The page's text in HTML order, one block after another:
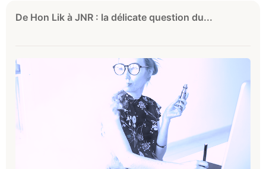
De Hon Lik à JNR : la délicate question du...